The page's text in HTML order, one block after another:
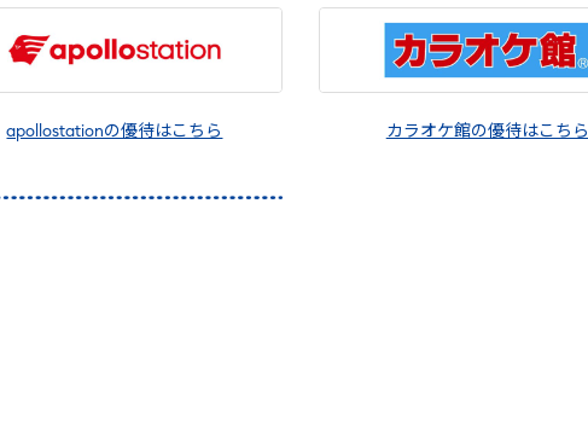
apollostationの優待はこちら カラオケ館の優待はこちら